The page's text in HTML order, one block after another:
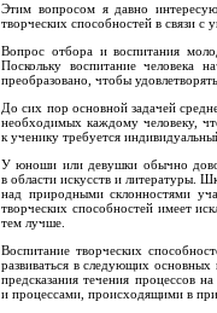
Этим вопросом я давно
творческих способностей в связи с
Вопрос отбора и воспитания
Поскольку воспитание человека
преобразовано, чтобы
До сих пор основной задачей
необходимых каждому человеку,
к ученику требуется
У юноши или девушки обычно
в области искусств и литературы.
над природными склонностями
творческих способностей имеет
тем лучше.
Воспитание творческих
развиваться в следующих
предсказания течения процессов
и процессами, происходящими в